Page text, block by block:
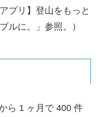
プリ】登山をもっと
ルに。」参照。）
ら 1 ヶ月で 400 件